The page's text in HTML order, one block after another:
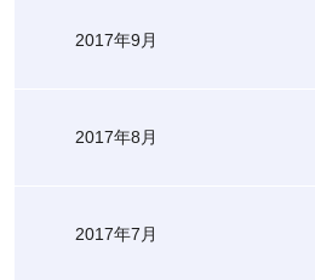
2017年9月
2017年8月
2017年7月